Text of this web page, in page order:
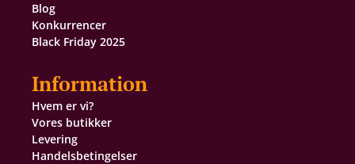
Blog
Konkurrencer
Black Friday 2025
Information
Hvem er vi?
Vores butikker
Levering
Handelsbetingelser